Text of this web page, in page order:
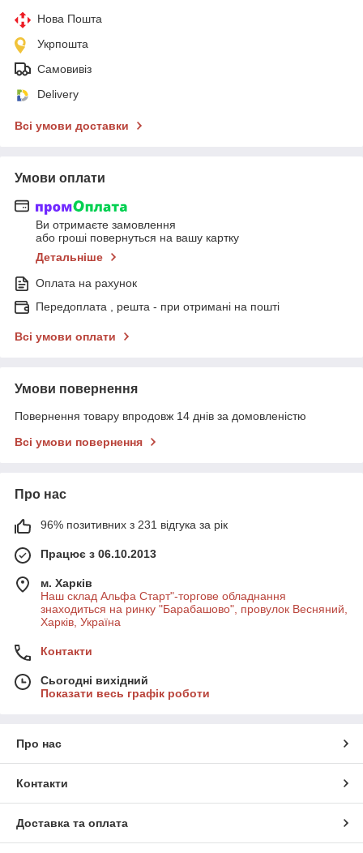
Нова Пошта
Укрпошта
Самовивіз
Delivery
Всі умови доставки
Умови оплати
Ви отримаєте замовлення
або гроші повернуться на вашу картку
Детальніше
Оплата на рахунок
Передоплата , решта - при отримані на пошті
Всі умови оплати
Умови повернення
Повернення товару впродовж 14 днів за домовленістю
Всі умови повернення
Про нас
96% позитивних з 231 відгука за рік
Працює з 06.10.2013
м. Харків
Наш склад Альфа Старт"-торгове обладнання
знаходиться на ринку "Барабашово", провулок Весняний,
Харків, Україна
Контакти
Сьогодні вихідний
Показати весь графік роботи
Про нас
Контакти
Доставка та оплата